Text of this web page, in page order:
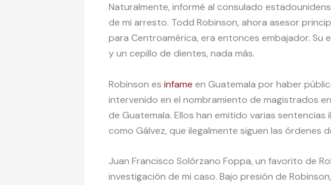
Naturalmente, informé al consulado
de mi arresto. Todd Robinson, ahora asesor
para Centroamérica, era entonces embajador. Su
y un cepillo de dientes, nada más.
Robinson es infame en Guatemala por haber
intervenido en el nombramiento de magistrados
de Guatemala. Ellos han emitido varias sentencias
como Gálvez, que ilegalmente siguen las órdenes
Juan Francisco Solórzano Foppa, un favorito de
investigación de mi caso. Bajo presión de